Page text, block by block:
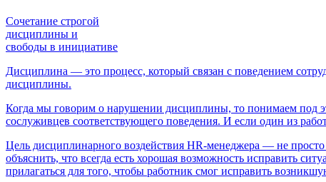
Сочетание строгой
дисциплины и
свободы в инициативе
Дисциплина — это процесс, который связан с поведением
дисциплины.
Когда мы говорим о нарушении дисциплины, то понимаем под
сослуживцев соответствующего поведения. И если один из
Цель дисциплинарного воздействия HR-менеджера — не
объяснить, что всегда есть хорошая возможность исправить
прилагаться для того, чтобы работник смог исправить